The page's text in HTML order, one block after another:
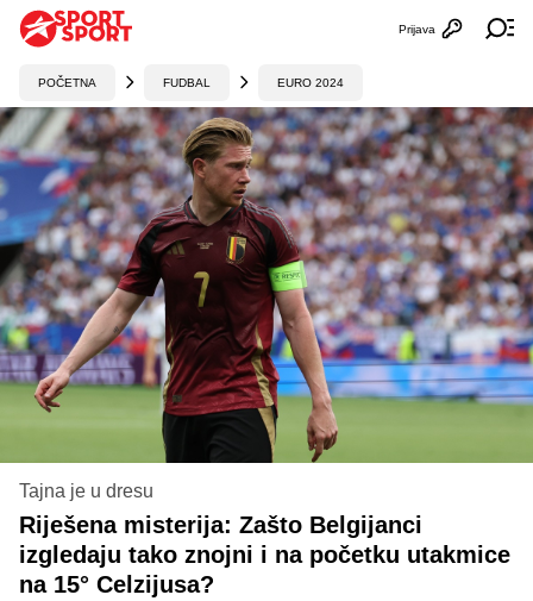
Otvori
Prijava
POČETNA FUDBAL EURO 2024
Tajna je u dresu
Riješena misterija: Zašto Belgijanci
izgledaju tako znojni i na početku utakmice
na 15° Celzijusa?